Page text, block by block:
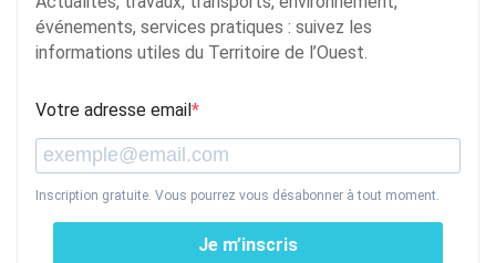
événements, services pratiques : suivez les
informations utiles du Territoire de l’Ouest.
Votre adresse email
Inscription gratuite. Vous pourrez vous désabonner à tout moment.
Je m’inscris